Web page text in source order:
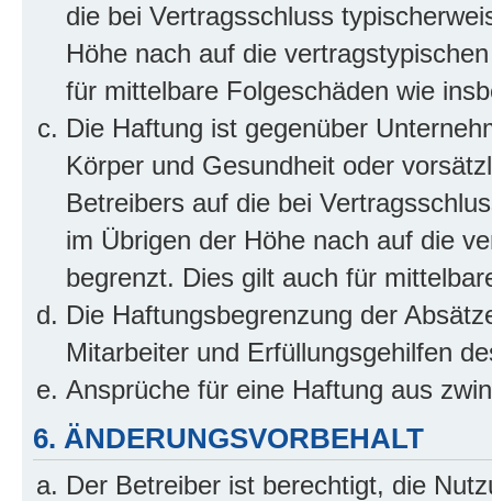
die bei Vertragsschluss
Höhe nach auf die
für mittelbare Folgeschäden wie
Die Haftung ist gegenüber
Körper und Gesundheit oder
Betreibers auf die bei
im Übrigen der Höhe nach auf die
begrenzt. Dies gilt auch für
Die Haftungsbegrenzung der
Mitarbeiter und Erfüllungsgehilfen
Ansprüche für eine Haftung aus
6. ÄNDERUNGSVORBEHALT
Der Betreiber ist berechtigt, die